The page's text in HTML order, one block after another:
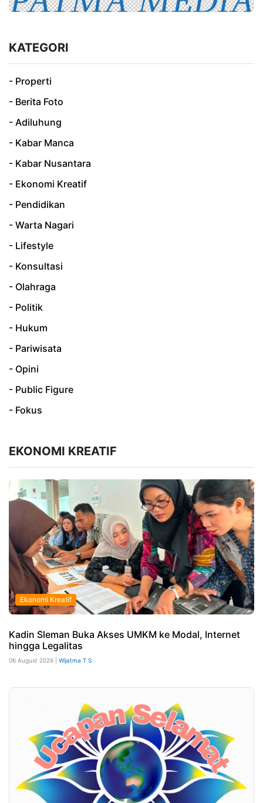
KATEGORI
- Properti
- Berita Foto
- Adiluhung
- Kabar Manca
- Kabar Nusantara
- Ekonomi Kreatif
- Pendidikan
- Warta Nagari
- Lifestyle
- Konsultasi
- Olahraga
- Politik
- Hukum
- Pariwisata
- Opini
- Public Figure
- Fokus
EKONOMI KREATIF
Ekonomi Kreatif
Kadin Sleman Buka Akses UMKM ke Modal, Internet
hingga Legalitas
06 August 2026 | Wijatma T S